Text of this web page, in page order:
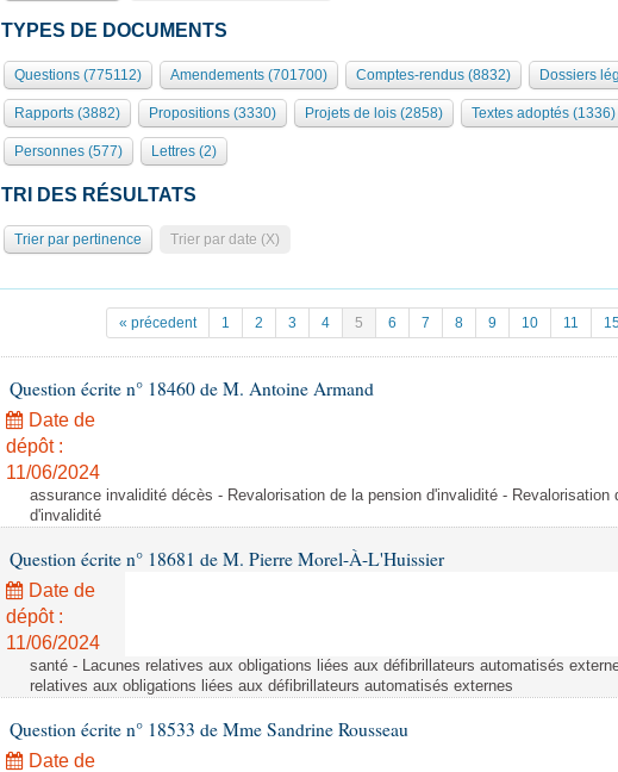
TYPES DE DOCUMENTS
Questions (775112) Amendements (701700) Comptes-rendus (8832) Dossiers
Rapports (3882) Propositions (3330) Projets de lois (2858) Textes adoptés (1336)
Personnes (577) Lettres (2)
TRI DES RÉSULTATS
Trier par pertinence Trier par date (X)
« précedent 1 2 3 4 5 6 7 8 9 10 11
Question écrite n° 18460 de M. Antoine Armand
Date de
dépôt :
11/06/2024
assurance invalidité décès - Revalorisation de la pension d'invalidité - Revalorisation
d'invalidité
Question écrite n° 18681 de M. Pierre Morel-À-L'Huissier
Date de
dépôt :
11/06/2024
santé - Lacunes relatives aux obligations liées aux défibrillateurs automatisés
relatives aux obligations liées aux défibrillateurs automatisés externes
Question écrite n° 18533 de Mme Sandrine Rousseau
Date de